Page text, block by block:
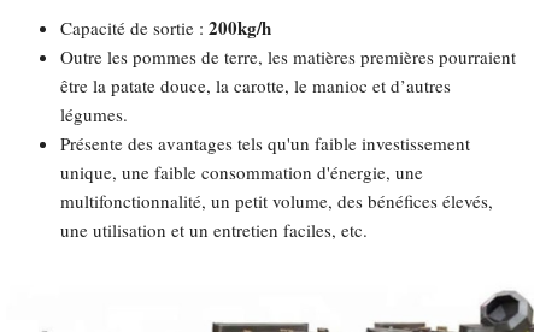
Capacité de sortie : 200kg/h
Outre les pommes de terre, les matières premières pourraient
être la patate douce, la carotte, le manioc et d’autres
légumes.
Présente des avantages tels qu'un faible investissement
unique, une faible consommation d'énergie, une
multifonctionnalité, un petit volume, des bénéfices élevés,
une utilisation et un entretien faciles, etc.